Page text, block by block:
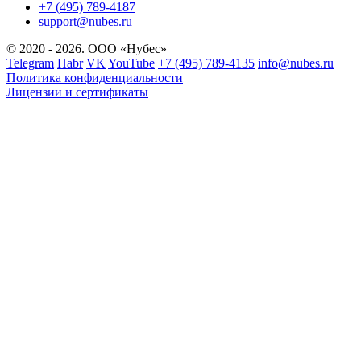
+7 (495) 789-4187
support@nubes.ru
© 2020 - 2026. ООО «Нубес»
Telegram Habr VKYouTube +7 (495) 789-4135 info@nubes.ru
Политика конфиденциальности
Лицензии и сертификаты